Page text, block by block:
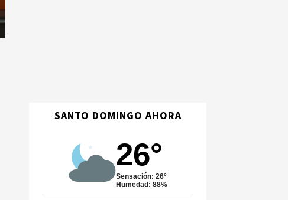
SANTO DOMINGO AHORA
26°
Sensación: 26°
Humedad: 88%